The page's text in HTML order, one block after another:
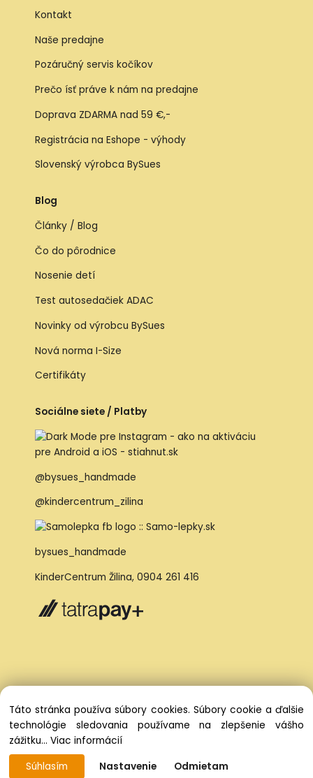
Kontakt
Naše predajne
Pozáručný servis kočíkov
Prečo ísť práve k nám na predajne
Doprava ZDARMA nad 59 €,-
Registrácia na Eshope - výhody
Slovenský výrobca BySues
Blog
Články / Blog
Čo do pôrodnice
Nosenie detí
Test autosedačiek ADAC
Novinky od výrobcu BySues
Nová norma I-Size
Certifikáty
Sociálne siete / Platby
@bysues_handmade
@kindercentrum_zilina
bysues_handmade
KinderCentrum Žilina, 0904 261 416
Vytvorené systémom ClickEshop.sk
Táto stránka používa súbory cookies. Súbory cookie a ďalšie
technológie sledovania používame na zlepšenie vášho
zážitku... Viac informácií
Súhlasím
Nastavenie Odmietam